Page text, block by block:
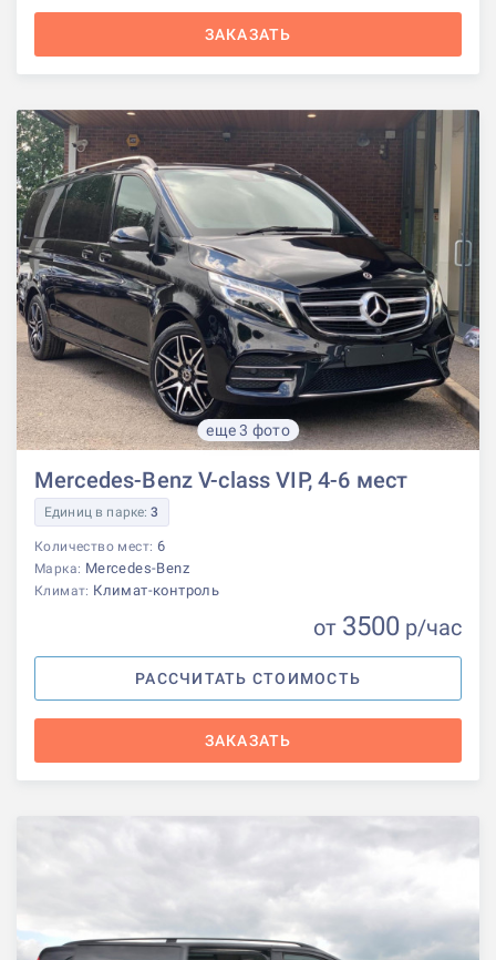
ЗАКАЗАТЬ
еще 3 фото
Mercedes-Benz V-class VIP, 4-6 мест
Единиц в парке:3
Количество мест: 6
Марка: Mercedes-Benz
Климат: Климат-контроль
от 3500 р/час
РАССЧИТАТЬ СТОИМОСТЬ
ЗАКАЗАТЬ